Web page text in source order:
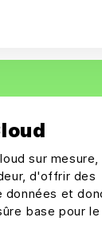
sur mesure,
d'offrir des
données et
base pour le